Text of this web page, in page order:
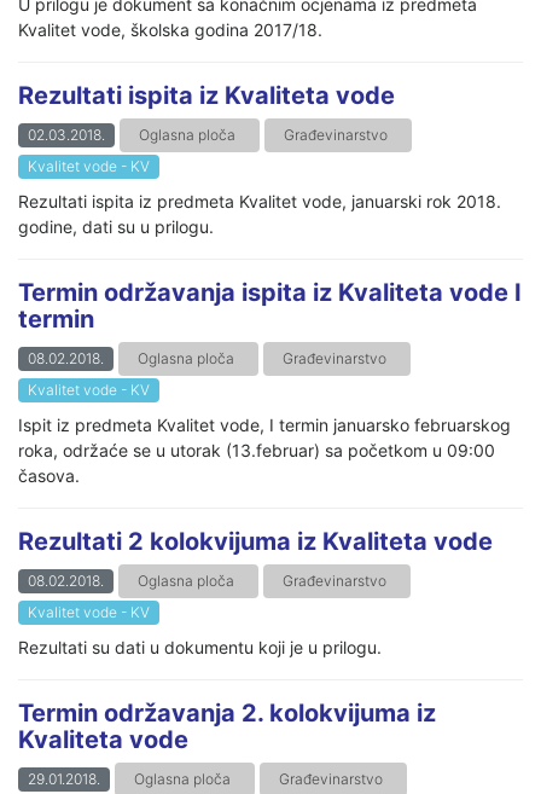
Kvalitet vode, školska godina 2017/18.
Rezultati ispita iz Kvaliteta vode
02.03.2018. Oglasna ploča
Građevinarstvo
Kvalitet vode - KV
Rezultati ispita iz predmeta Kvalitet vode, januarski rok 2018.
godine, dati su u prilogu.
Termin održavanja ispita iz Kvaliteta vode I
termin
08.02.2018. Oglasna ploča
Građevinarstvo
Kvalitet vode - KV
Ispit iz predmeta Kvalitet vode, I termin januarsko februarskog
roka, održaće se u utorak (13.februar) sa početkom u 09:00
časova.
Rezultati 2 kolokvijuma iz Kvaliteta vode
08.02.2018. Oglasna ploča
Građevinarstvo
Kvalitet vode - KV
Rezultati su dati u dokumentu koji je u prilogu.
Termin održavanja 2. kolokvijuma iz
Kvaliteta vode
29.01.2018. Oglasna ploča Građevinarstvo